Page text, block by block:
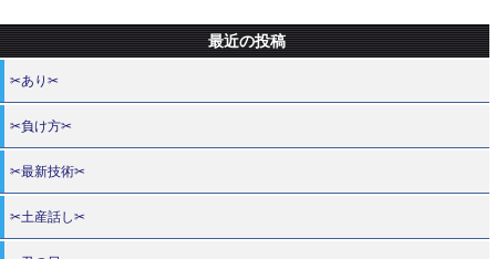
最近の投稿
✂あり✂
✂負け方✂
✂最新技術✂
✂土産話し✂